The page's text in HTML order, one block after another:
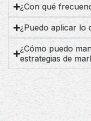
¿Con qué
¿Puedo aplicar lo
¿Cómo puedo
estrategias de